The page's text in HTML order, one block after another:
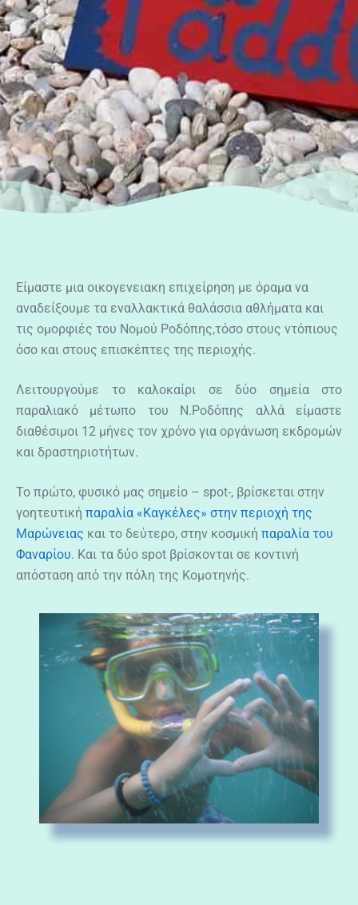
Είμαστε μια οικογενειακη επιχείρηση με όραμα να
αναδείξουμε τα εναλλακτικά θαλάσσια αθλήματα και
τις ομορφιές του Νομού Ροδόπης,τόσο στους ντόπιους
όσο και στους επισκέπτες της περιοχής.
Λειτουργούμε το καλοκαίρι σε δύο σημεία στο
παραλιακό μέτωπο του Ν.Ροδόπης αλλά είμαστε
διαθέσιμοι 12 μήνες τον χρόνο για οργάνωση εκδρομών
και δραστηριοτήτων.
Το πρώτο, φυσικό μας σημείο – spot-, βρίσκεται στην
γοητευτική παραλία «Καγκέλες» στην περιοχή της
Μαρώνειας και το δεύτερο, στην κοσμική παραλία του
Φαναρίου. Και τα δύο spot βρίσκονται σε κοντινή
απόσταση από την πόλη της Κομοτηνής.